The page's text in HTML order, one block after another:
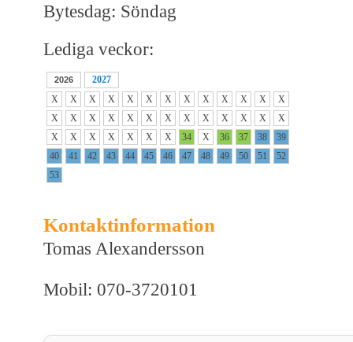
Bytesdag: Söndag
Lediga veckor:
2026
2027
X
X X X X X X X X X X X
X
X
X X X X X X X X X X X
X
X
X X X X X X 34 X 36 37 38
39
40
41 42 43 44 45 46 47 48 49 50 51
52
53
Kontaktinformation
Tomas Alexandersson
Mobil: 070-3720101